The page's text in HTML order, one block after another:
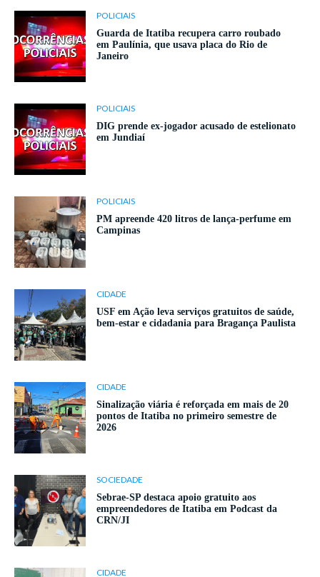
POLICIAIS
Guarda de Itatiba recupera carro roubado
em Paulínia, que usava placa do Rio de
Janeiro
POLICIAIS
DIG prende ex-jogador acusado de estelionato
em Jundiaí
POLICIAIS
PM apreende 420 litros de lança-perfume em
Campinas
CIDADE
USF em Ação leva serviços gratuitos de saúde,
bem-estar e cidadania para Bragança Paulista
CIDADE
Sinalização viária é reforçada em mais de 20
pontos de Itatiba no primeiro semestre de
2026
SOCIEDADE
Sebrae-SP destaca apoio gratuito aos
empreendedores de Itatiba em Podcast da
CRN/JI
CIDADE